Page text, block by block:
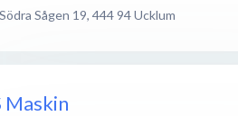
Södra Sågen 19, 444 94Ucklum
Maskin